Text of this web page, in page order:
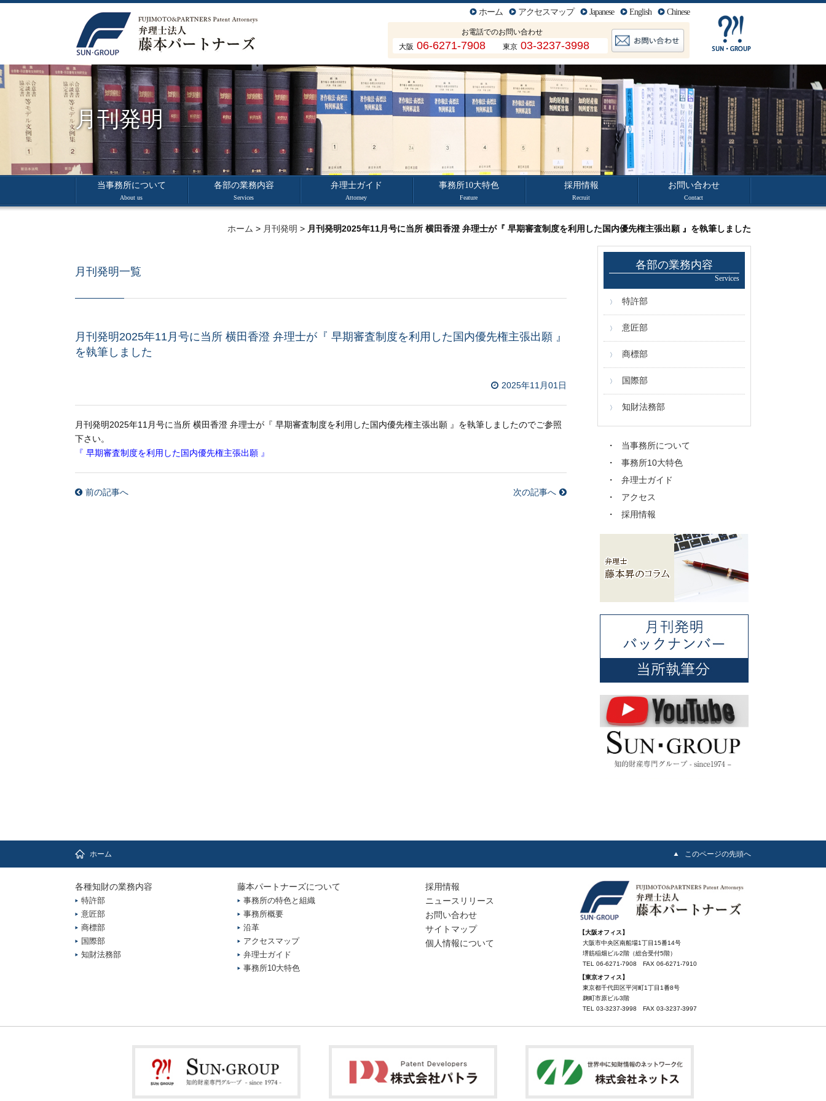
ホーム アクセスマップ Japanese English Chinese
お電話でのお問い合わせ
大阪 06-6271-7908 東京 03-3237-3998
月刊発明
当事務所について
About us
各部の業務内容
Services
弁理士ガイド
Attorney
事務所10大特色
Feature
採用情報
Recruit
お問い合わせ
Contact
ホーム > 月刊発明 > 月刊発明2025年11月号に当所 横田香澄 弁理士が『 早期審査制度を利用した国内優先権主張出願 』を執筆しました
月刊発明一覧
月刊発明2025年11月号に当所 横田香澄 弁理士が『 早期審査制度を利用した国内優先権主張出願 』
を執筆しました
2025年11月01日
月刊発明2025年11月号に当所 横田香澄 弁理士が『 早期審査制度を利用した国内優先権主張出願 』を執筆しましたのでご参照
下さい。
『 早期審査制度を利用した国内優先権主張出願 』
前の記事へ 次の記事へ
各部の業務内容
Services
特許部
意匠部
商標部
国際部
知財法務部
当事務所について
事務所10大特色
弁理士ガイド
アクセス
採用情報
ホーム このページの先頭へ
各種知財の業務内容
特許部
意匠部
商標部
国際部
知財法務部
藤本パートナーズについて
事務所の特色と組織
事務所概要
沿革
アクセスマップ
弁理士ガイド
事務所10大特色
採用情報
ニュースリリース
お問い合わせ
サイトマップ
個人情報について
【大阪オフィス】
大阪市中央区南船場1丁目15番14号
堺筋稲畑ビル2階（総合受付5階）
TEL 06-6271-7908 FAX 06-6271-7910
【東京オフィス】
東京都千代田区平河町1丁目1番8号
麹町市原ビル3階
TEL 03-3237-3998 FAX 03-3237-3997